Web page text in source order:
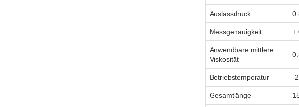
Auslassdruck
Messgenauigkeit ±
Anwendbare mittlere
Viskosität
Betriebstemperatur -
Gesamtlänge